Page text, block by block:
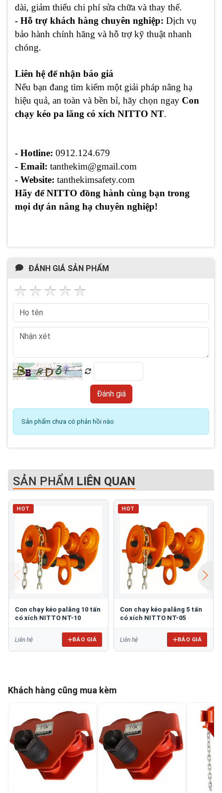
dài, giảm thiểu chi phí sửa chữa và thay thế.
- Hỗ trợ khách hàng chuyên nghiệp: Dịch vụ
bảo hành chính hãng và hỗ trợ kỹ thuật nhanh
chóng.
Liên hệ để nhận báo giá
Nếu bạn đang tìm kiếm một giải pháp nâng hạ
hiệu quả, an toàn và bền bỉ, hãy chọn ngay Con
chạy kéo pa lăng có xích NITTO NT.
- Hotline: 0912.124.679
- Email: tanthekim@gmail.com
- Website: tanthekimsafety.com
Hãy để NITTO đồng hành cùng bạn trong
mọi dự án nâng hạ chuyên nghiệp!
ĐÁNH GIÁ SẢN PHẨM
Sản phẩm chưa có phản hồi nào
SẢN PHẨM LIÊN QUAN
HOT
Con chạy kéo palăng 10 tấn
có xích NITTO NT-10
Liên hệ BÁO GIÁ
HOT
Con chạy kéo palăng 5 tấn
có xích NITTO NT-05
Liên hệ BÁO GIÁ
Khách hàng cũng mua kèm